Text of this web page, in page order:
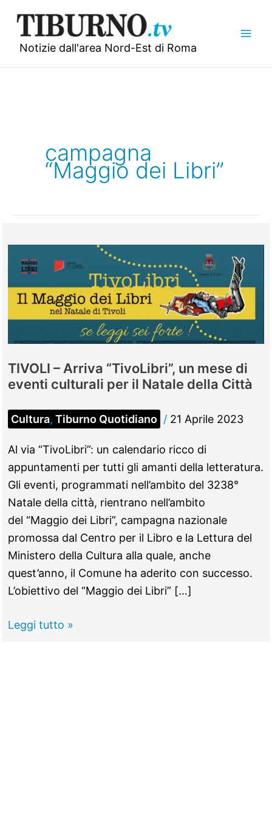
contenuto
Notizie dall'area Nord-Est di Roma
campagna
“Maggio dei Libri”
TIVOLI – Arriva “TivoLibri”, un mese di
eventi culturali per il Natale della Città
Cultura, Tiburno Quotidiano / 21 Aprile 2023
Al via “TivoLibri”: un calendario ricco di
appuntamenti per tutti gli amanti della letteratura.
Gli eventi, programmati nell’ambito del 3238°
Natale della città, rientrano nell’ambito
del “Maggio dei Libri”, campagna nazionale
promossa dal Centro per il Libro e la Lettura del
Ministero della Cultura alla quale, anche
quest’anno, il Comune ha aderito con successo.
L’obiettivo del “Maggio dei Libri” […]
TIVOLI
Leggi tutto »